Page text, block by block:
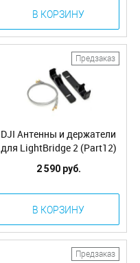
В КОРЗИНУ
Предзаказ
DJI Антенны и держатели
для LightBridge 2 (Part12)
2 590 руб.
В КОРЗИНУ
Предзаказ